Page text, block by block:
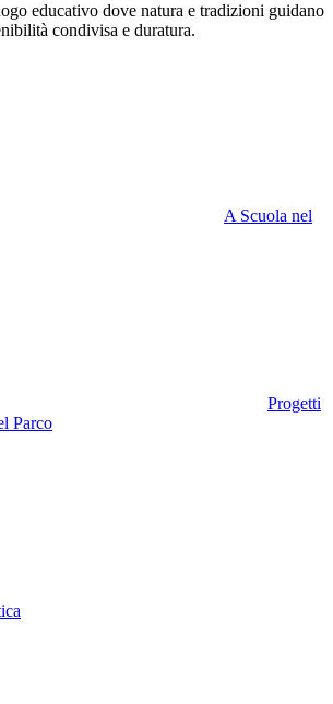
educativo dove natura e tradizioni guidano
condivisa e duratura.
A Scuola nel
Progetti
Parco